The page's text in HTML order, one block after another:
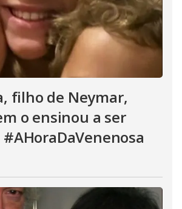
filho de Neymar,
o ensinou a ser